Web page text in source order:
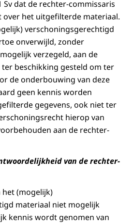
dat de rechter-commissaris
over het uitgefilterde materiaal.
verschoningsgerechtigd
onverwijld, zonder
verzegeld, aan de
beschikking gesteld om ter
de onderbouwing van deze
geen kennis worden
gegevens, ook niet ter
hierop van
aan de rechter-
van de rechter-
(mogelijk)
materiaal niet mogelijk
kennis wordt genomen van